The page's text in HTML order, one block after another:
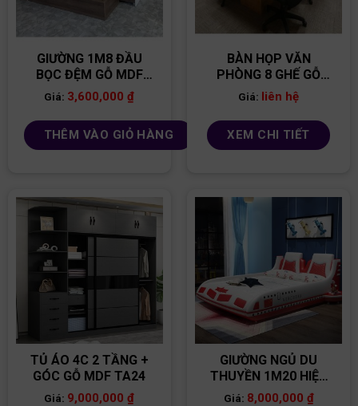
GIƯỜNG 1M8 ĐẦU
BỌC ĐỆM GỖ MDF
GGR01
Giá: 3,600,000₫
THÊM VÀO GIỎ HÀNG
BÀN HỌP VĂN
PHÒNG 8 GHẾ GỖ
MDF BH06
Giá: liên hệ
XEM CHI TIẾT
TỦ ÁO 4C 2 TẦNG +
GÓC GỖ MDF TA24
Giá: 9,000,000₫
GIƯỜNG NGỦ DU
THUYỀN 1M20 HIỆN
ĐẠI GTE05
Giá: 8,000,000 ₫